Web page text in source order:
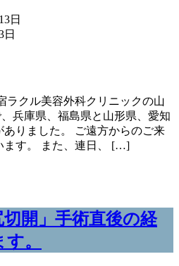
日
日
ラクル美容外科クリニックの山
兵庫県、福島県と山形県、愛知
りました。 ご遠方からのご来
ます。 また、連日、 […]
切開」手術直後の経
。